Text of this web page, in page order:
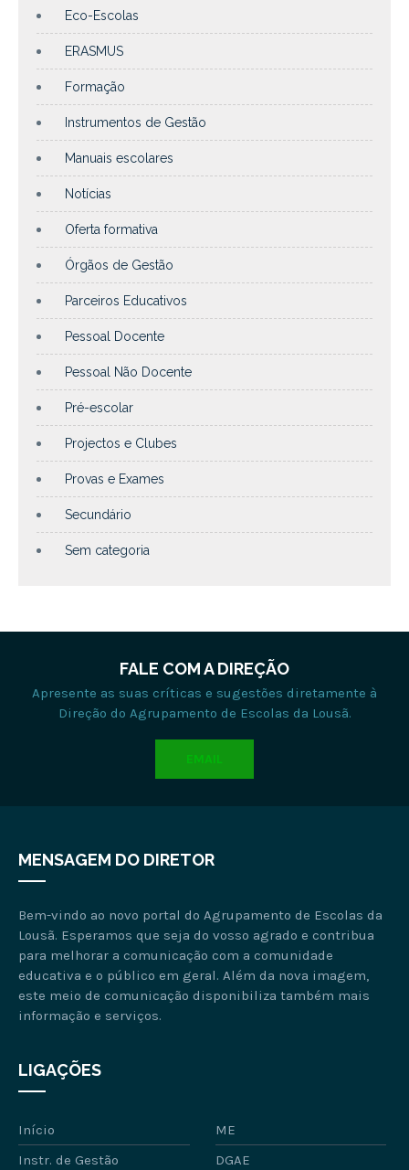
Eco-Escolas
ERASMUS
Formação
Instrumentos de Gestão
Manuais escolares
Notícias
Oferta formativa
Órgãos de Gestão
Parceiros Educativos
Pessoal Docente
Pessoal Não Docente
Pré-escolar
Projectos e Clubes
Provas e Exames
Secundário
Sem categoria
FALE COM A DIREÇÃO
Apresente as suas críticas e sugestões diretamente à
Direção do Agrupamento de Escolas da Lousã.
EMAIL
MENSAGEM DO DIRETOR
Bem-vindo ao novo portal do Agrupamento de Escolas da
Lousã. Esperamos que seja do vosso agrado e contribua
para melhorar a comunicação com a comunidade
educativa e o público em geral. Além da nova imagem,
este meio de comunicação disponibiliza também mais
informação e serviços.
LIGAÇÕES
Início
ME
Instr. de Gestão
DGAE